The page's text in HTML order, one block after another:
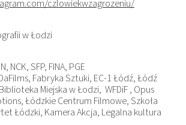
czlowiekwzagrozeniu/
w Łodzi
NCK, SFP, FINA, PGE
Fabryka Sztuki, EC-1 Łódź, Łódź
Miejska w Łodzi, WFDiF , Opus
Łódzkie Centrum Filmowe, Szkoła
Łódzki, Kamera Akcja, Legalna kultura